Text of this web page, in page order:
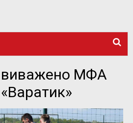
виважено МФА